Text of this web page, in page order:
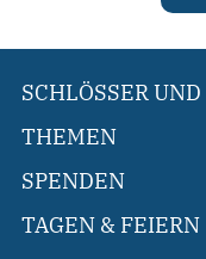
SCHLÖSSER
THEMEN
SPENDEN
TAGEN & FEIERN